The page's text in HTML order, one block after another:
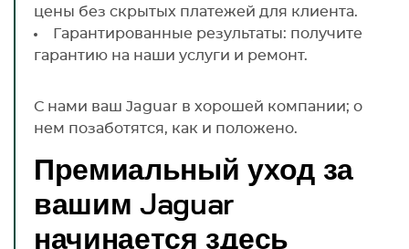
цены без скрытых платежей для клиента.
Гарантированные результаты: получите
гарантию на наши услуги и ремонт.
С нами ваш Jaguar в хорошей компании; о
нем позаботятся, как и положено.
Премиальный уход за
вашим Jaguar
начинается здесь